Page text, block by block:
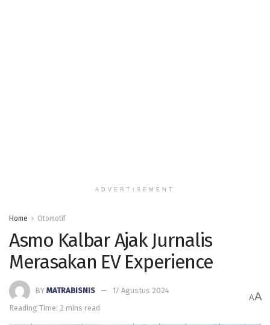
ADVERTISEMENT
Home Otomotif
Asmo Kalbar Ajak Jurnalis
Merasakan EV Experience
BY MATRABISNIS
17 Agustus 2024
Reading Time: 2 mins read
AA